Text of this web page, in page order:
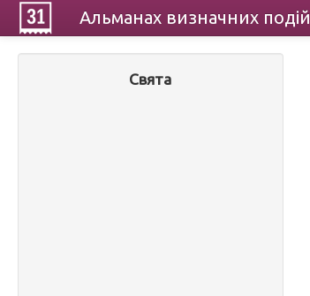
Альманах визначних подій
Свята